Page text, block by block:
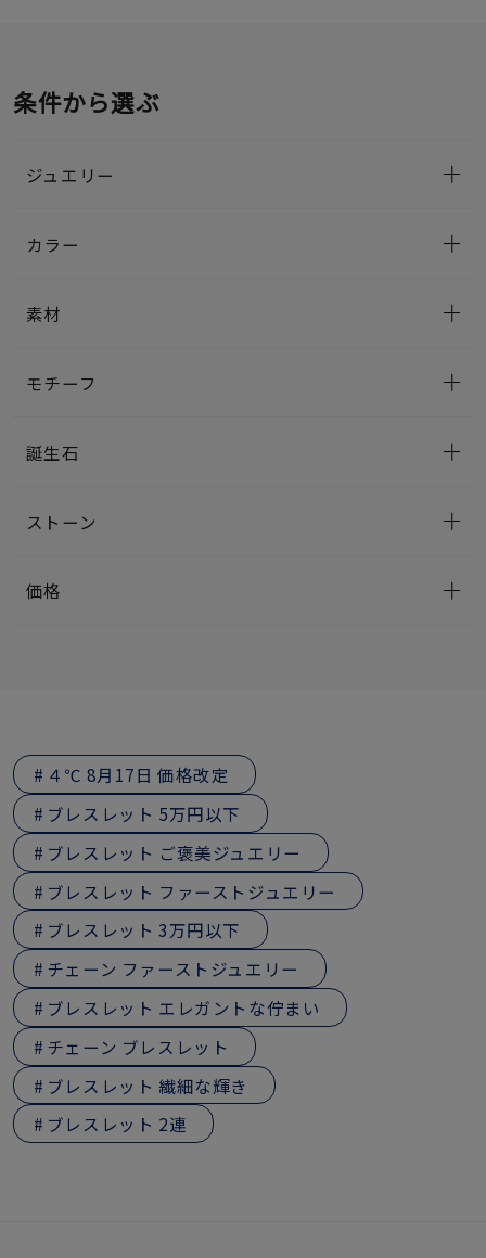
条件から選ぶ
ジュエリー
カラー
素材
モチーフ
誕生石
ストーン
価格
４℃ 8月17日 価格改定
ブレスレット 5万円以下
ブレスレット ご褒美ジュエリー
ブレスレット ファーストジュエリー
ブレスレット 3万円以下
チェーン ファーストジュエリー
ブレスレット エレガントな佇まい
チェーン ブレスレット
ブレスレット 繊細な輝き
ブレスレット 2連